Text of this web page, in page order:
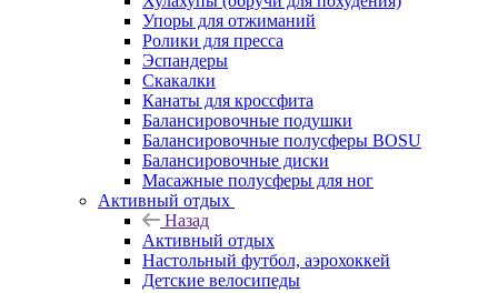
Упоры для отжиманий
Ролики для пресса
Эспандеры
Скакалки
Канаты для кроссфита
Балансировочные подушки
Балансировочные полусферы BOSU
Балансировочные диски
Масажные полусферы для ног
Активный отдых
Назад
Активный отдых
Настольный футбол, аэрохоккей
Детские велосипеды